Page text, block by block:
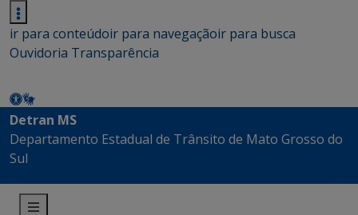
ir para conteúdoir para navegaçãoir para busca
Ouvidoria Transparência
Detran MS
Departamento Estadual de Trânsito de Mato Grosso do
Sul